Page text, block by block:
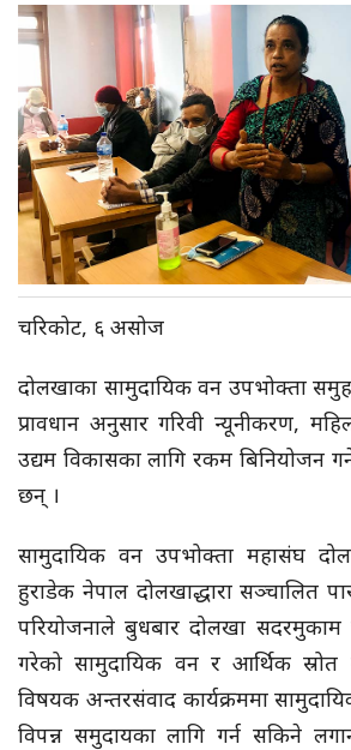
चरिकोट, ६ असोज
दोलखाका सामुदायिक वन उपभोक्ता
प्रावधान अनुसार गरिवी न्यूनीकरण,
उद्यम विकासका लागि रकम बिनियोजन
छन् ।
सामुदायिक वन उपभोक्ता महासंघ
हुराडेक नेपाल दोलखाद्धारा सञ्चालित
परियोजनाले बुधबार दोलखा सदरमुकाम
गरेको सामुदायिक वन र आर्थिक स्रोत
विषयक अन्तरसंवाद कार्यक्रममा
विपन्न समुदायका लागि गर्न सकिने